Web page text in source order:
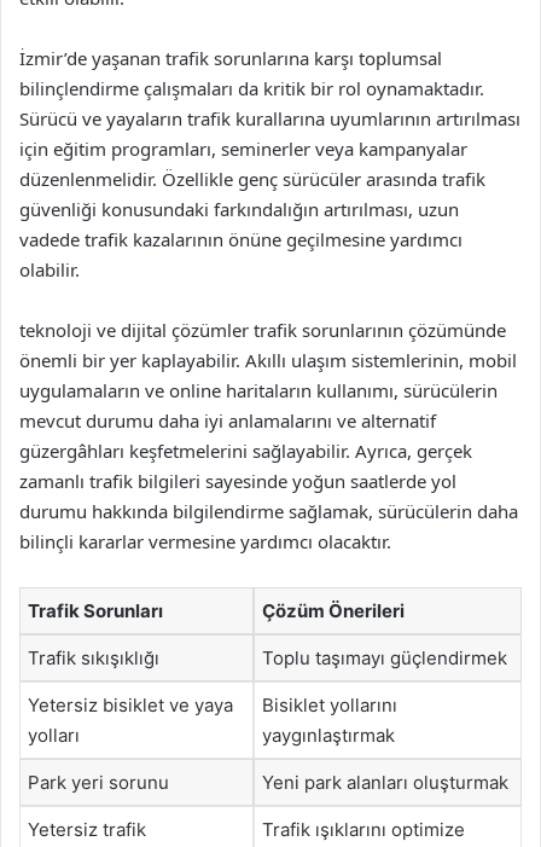
İzmir’de yaşanan trafik sorunlarına karşı toplumsal
bilinçlendirme çalışmaları da kritik bir rol oynamaktadır.
Sürücü ve yayaların trafik kurallarına uyumlarının artırılması
için eğitim programları, seminerler veya kampanyalar
düzenlenmelidir. Özellikle genç sürücüler arasında trafik
güvenliği konusundaki farkındalığın artırılması, uzun
vadede trafik kazalarının önüne geçilmesine yardımcı
olabilir.
teknoloji ve dijital çözümler trafik sorunlarının çözümünde
önemli bir yer kaplayabilir. Akıllı ulaşım sistemlerinin, mobil
uygulamaların ve online haritaların kullanımı, sürücülerin
mevcut durumu daha iyi anlamalarını ve alternatif
güzergâhları keşfetmelerini sağlayabilir. Ayrıca, gerçek
zamanlı trafik bilgileri sayesinde yoğun saatlerde yol
durumu hakkında bilgilendirme sağlamak, sürücülerin daha
bilinçli kararlar vermesine yardımcı olacaktır.
Trafik Sorunları Çözüm Önerileri
Trafik sıkışıklığı Toplu taşımayı güçlendirmek
Yetersiz bisiklet ve yaya
yolları
Bisiklet yollarını
yaygınlaştırmak
Park yeri sorunu Yeni park alanları oluşturmak
Yetersiz trafik
Trafik ışıklarını optimize